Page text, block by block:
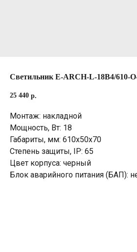
Светильник E-ARCH-L-18B4/610-
25 440 р.
Монтаж: накладной
Мощность, Вт: 18
Габариты, мм: 610х50х70
Степень защиты, IP: 65
Цвет корпуса: черный
Блок аварийного питания (БАП):